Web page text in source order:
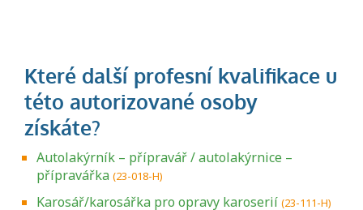
Autolakýrník – přípravář / autolakýrnice –
přípravářka (23-018-H)
Karosář/karosářka pro opravy karoserií (23-111-H)